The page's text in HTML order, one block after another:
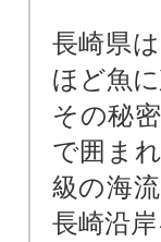
長崎県
ほど魚
その秘
で囲ま
級の海
長崎沿岸